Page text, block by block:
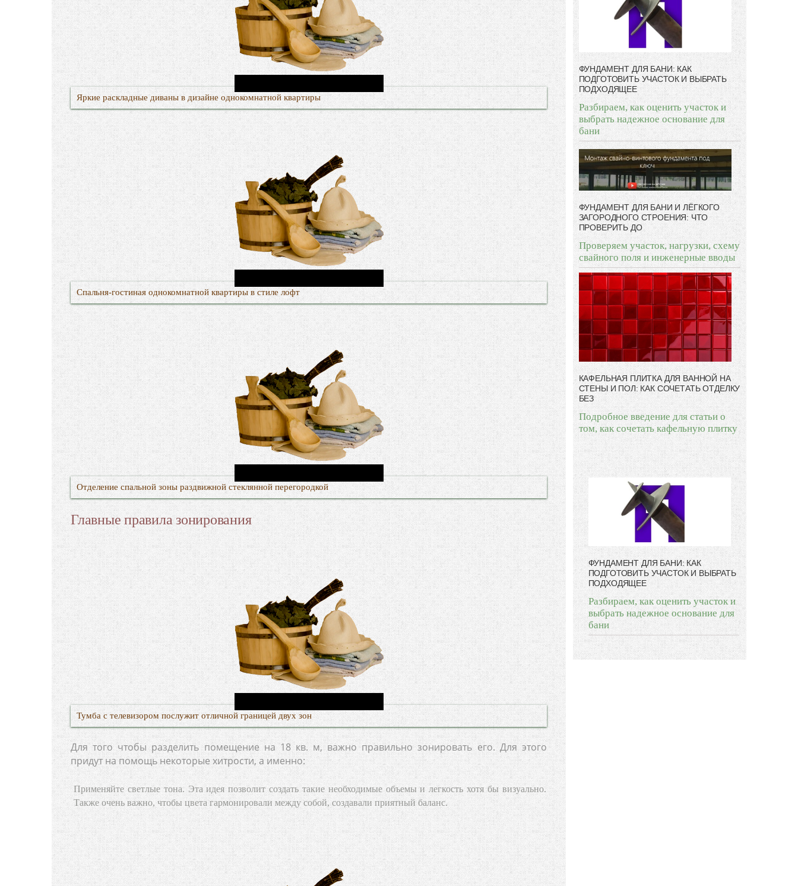
Яркие раскладные диваны в дизайне однокомнатной квартиры
Спальня-гостиная однокомнатной квартиры в стиле лофт
Отделение спальной зоны раздвижной стеклянной перегородкой
Главные правила зонирования
Тумба с телевизором послужит отличной границей двух зон
Для того чтобы разделить помещение на 18 кв. м, важно правильно зонировать его. Для этого
придут на помощь некоторые хитрости, а именно:
Применяйте светлые тона. Эта идея позволит создать такие необходимые объемы и легкость хотя бы визуально.
Также очень важно, чтобы цвета гармонировали между собой, создавали приятный баланс.
ФУНДАМЕНТ ДЛЯ БАНИ: КАК
ПОДГОТОВИТЬ УЧАСТОК И ВЫБРАТЬ
ПОДХОДЯЩЕЕ
Разбираем, как оценить участок и
выбрать надежное основание для
бани
ФУНДАМЕНТ ДЛЯ БАНИ И ЛЁГКОГО
ЗАГОРОДНОГО СТРОЕНИЯ: ЧТО
ПРОВЕРИТЬ ДО
Проверяем участок, нагрузки, схему
свайного поля и инженерные вводы
КАФЕЛЬНАЯ ПЛИТКА ДЛЯ ВАННОЙ НА
СТЕНЫ И ПОЛ: КАК СОЧЕТАТЬ ОТДЕЛКУ
БЕЗ
Подробное введение для статьи о
том, как сочетать кафельную плитку
ФУНДАМЕНТ ДЛЯ БАНИ: КАК
ПОДГОТОВИТЬ УЧАСТОК И ВЫБРАТЬ
ПОДХОДЯЩЕЕ
Разбираем, как оценить участок и
выбрать надежное основание для
бани